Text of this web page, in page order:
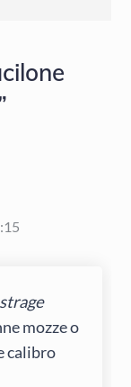
strage
mozze o
calibro